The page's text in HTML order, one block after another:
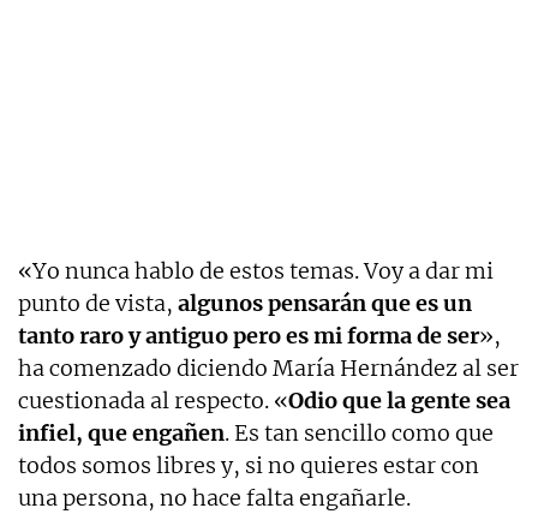
«Yo nunca hablo de estos temas. Voy a dar mi
punto de vista, algunos pensarán que es un
tanto raro y antiguo pero es mi forma de ser»,
ha comenzado diciendo María Hernández al ser
cuestionada al respecto. «Odio que la gente sea
infiel, que engañen. Es tan sencillo como que
todos somos libres y, si no quieres estar con
una persona, no hace falta engañarle.